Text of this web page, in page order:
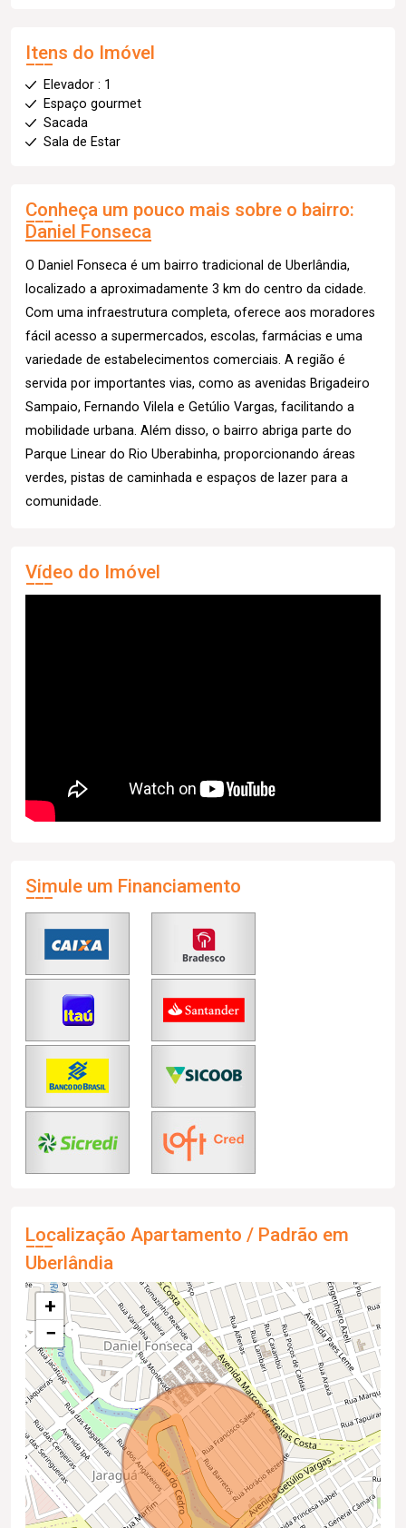
Itens do Imóvel
Elevador : 1
Espaço gourmet
Sacada
Sala de Estar
Conheça um pouco mais sobre o bairro:
Daniel Fonseca
O Daniel Fonseca é um bairro tradicional de Uberlândia,
localizado a aproximadamente 3 km do centro da cidade.
Com uma infraestrutura completa, oferece aos moradores
fácil acesso a supermercados, escolas, farmácias e uma
variedade de estabelecimentos comerciais. A região é
servida por importantes vias, como as avenidas Brigadeiro
Sampaio, Fernando Vilela e Getúlio Vargas, facilitando a
mobilidade urbana. Além disso, o bairro abriga parte do
Parque Linear do Rio Uberabinha, proporcionando áreas
verdes, pistas de caminhada e espaços de lazer para a
comunidade.
Vídeo do Imóvel
Simule um Financiamento
Localização Apartamento / Padrão em
Uberlândia
+
−